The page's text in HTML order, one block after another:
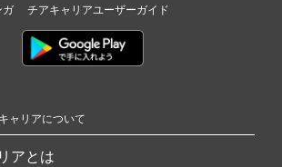
ガ チアキャリアユーザーガイド
ャリアについて
アとは